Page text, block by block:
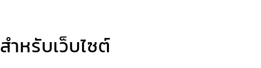
สำหรับเว็บไซต์